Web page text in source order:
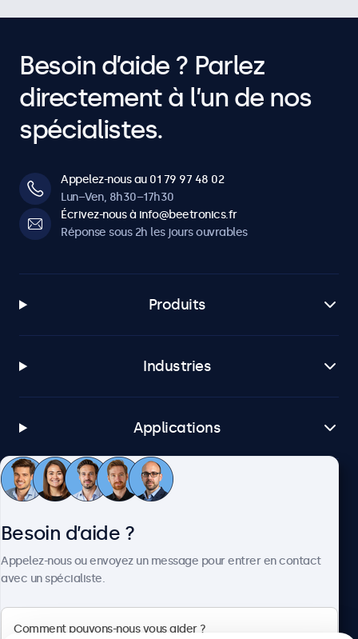
Besoin d’aide ? Parlez
directement à l’un de nos
spécialistes.
Appelez-nous au 01 79 97 48 02
Lun–Ven, 8h30–17h30
Écrivez-nous à info@beetronics.fr
Réponse sous 2h les jours ouvrables
Produits
Industries
Applications
Service client
Besoin d’aide ?
Appelez-nous ou envoyez un message pour entrer en contact
avec un spécialiste.